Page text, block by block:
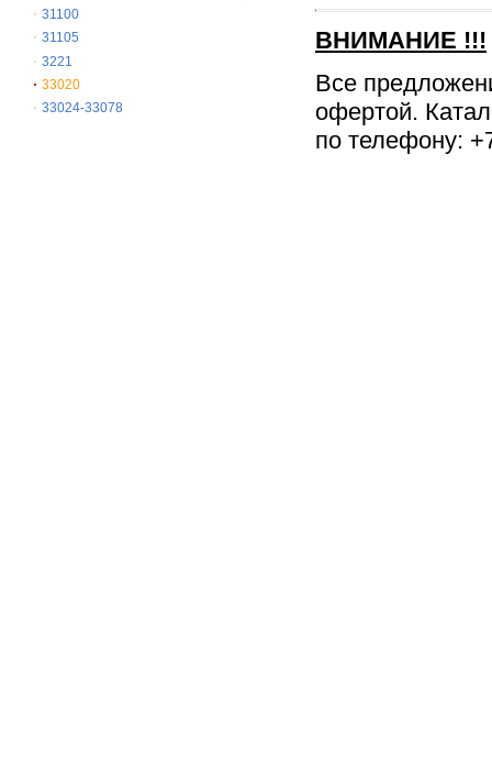
31100
31105
3221
33020
33024-33078
ВНИМАНИЕ !!!
Все
офертой.
по телефону: